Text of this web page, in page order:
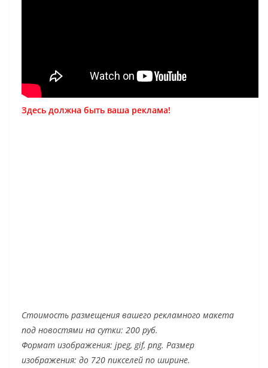
Здесь должна быть ваша реклама!
Стоимость размещения вашего рекламного макета
под новостями на сутки: 200 руб.
Формат изображения: jpeg, gif, png. Размер
изображения: до 720 пикселей по ширине.